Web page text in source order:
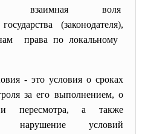
взаимная воля
государства (законодателя),
права по локальному
- это условия о сроках
за его выполнением, о
пересмотра, а также
нарушение условий